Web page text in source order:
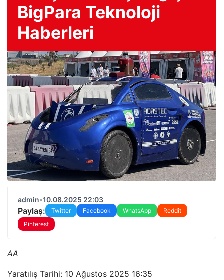
BigPara Teknoloji
Haberleri
admin•10.08.2025 22:03
Paylaş: Twitter Facebook WhatsApp
Reddit
Pinterest
AA
Yaratılış Tarihi: 10 Ağustos 2025 16:35